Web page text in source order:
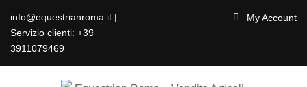
info@equestrianroma.it |
Servizio clienti: +39
3911079469
My Account